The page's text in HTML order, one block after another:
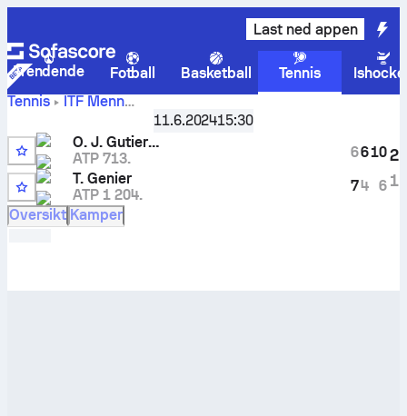
Last ned appen
Trendende Fotball Basketball Tennis
Tennis
ITF Menn
Koszalin, Singles Qualifying, M-ITF-POL-02A
Jose Gutierrez -Tanguy Genier
oppgjør
11.6.202415:30
O. J. Gutierrez
ATP 713.
T. Genier
ATP 1 204.
6
7
6
4
10
6
2
1
Oversikt Kamper